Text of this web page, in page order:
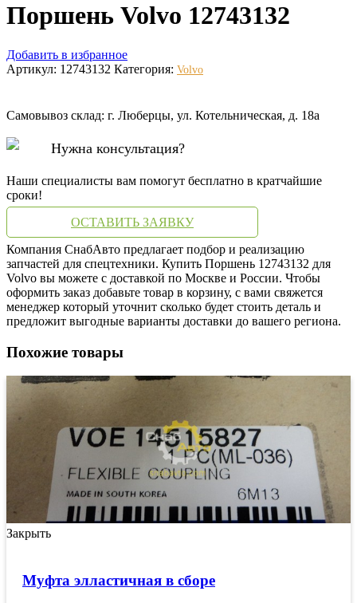
Поршень Volvo 12743132
Добавить в избранное
Артикул: 12743132 Категория: Volvo
Самовывоз склад: г. Люберцы, ул. Котельническая, д. 18а
Нужна консультация?
Наши специалисты вам помогут бесплатно в кратчайшие
сроки!
ОСТАВИТЬ ЗАЯВКУ
Компания СнабАвто предлагает подбор и реализацию
запчастей для спецтехники. Купить Поршень 12743132 для
Volvo вы можете с доставкой по Москве и России. Чтобы
оформить заказ добавьте товар в корзину, с вами свяжется
менеджер который уточнит сколько будет стоить деталь и
предложит выгодные варианты доставки до вашего региона.
Похожие товары
Закрыть
Муфта элластичная в сборе